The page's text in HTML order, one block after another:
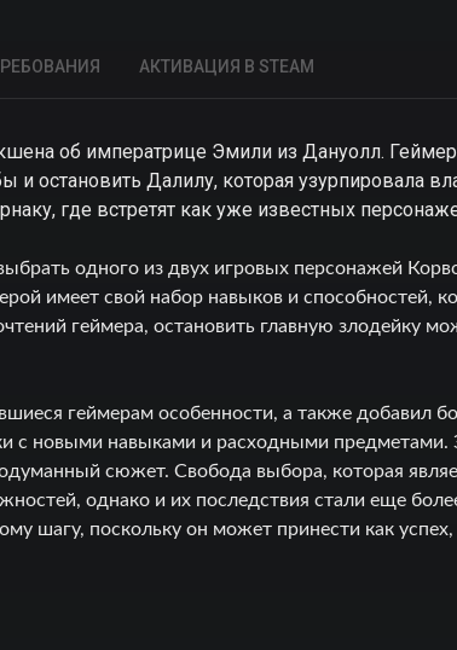
АКТИВАЦИЯ В STEAM
об императрице Эмили из Дануолл.
и остановить Далилу, которая узурпировала
где встретят как уже известных
одного из двух игровых персонажей
имеет свой набор навыков и способностей,
геймера, остановить главную злодейку
геймерам особенности, а также добавил
с новыми навыками и расходными предметами.
сюжет. Свобода выбора, которая
однако и их последствия стали еще
шагу, поскольку он может принести как